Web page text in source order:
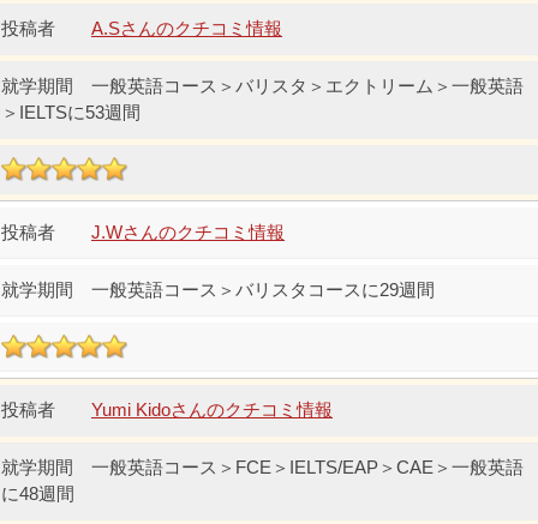
A.Sさんのクチコミ情報
一般英語コース＞バリスタ＞エクトリーム＞一般英語
＞IELTSに53週間
J.Wさんのクチコミ情報
一般英語コース＞バリスタコースに29週間
Yumi Kidoさんのクチコミ情報
一般英語コース＞FCE＞IELTS/EAP＞CAE＞一般英語
に48週間